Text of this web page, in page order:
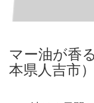
マー油が香
本県人吉市）